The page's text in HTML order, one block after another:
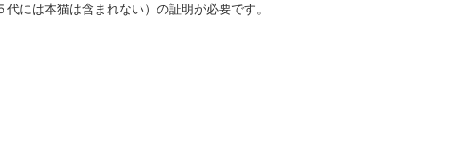
には本猫は含まれない）の証明が必要です。